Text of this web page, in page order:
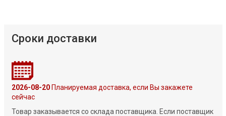
Сроки доставки
2026-08-20Планируемая доставка, если Вы закажете
сейчас
Товар заказывается со склада поставщика. Если поставщик